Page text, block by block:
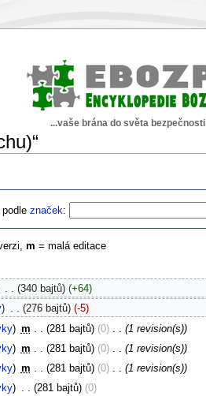
...vaše brána do světa bezpečnosti
podleznaček:
m = malá editace
340 bajtů
+64
276 bajtů
-5
m 281 bajtů 0 ‎
1 revision(s)
m 281 bajtů 0 ‎
1 revision(s)
m 281 bajtů 0 ‎
1 revision(s)
281 bajtů
0